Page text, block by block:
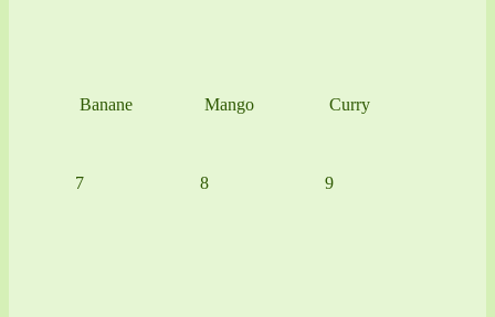
Banane Mango Curry
7 8 9